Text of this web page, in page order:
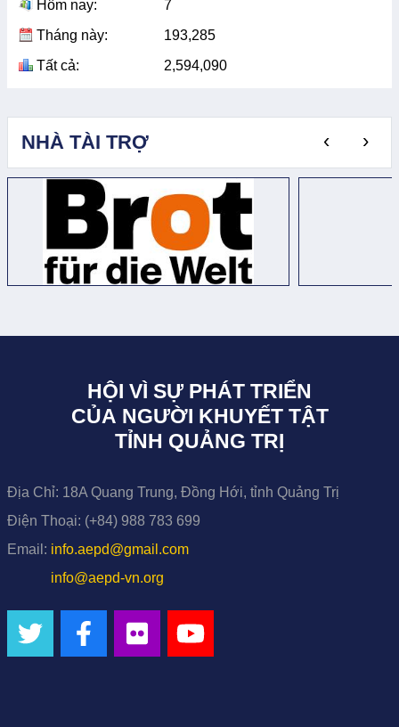
Hôm nay:
7
Tháng này:
193,285
Tất cả:
2,594,090
NHÀ TÀI TRỢ ‹ ›
HỘI VÌ SỰ PHÁT TRIỂN
CỦA NGƯỜI KHUYẾT TẬT
TỈNH QUẢNG TRỊ
Địa Chỉ: 18A Quang Trung, Đồng Hới, tỉnh Quảng Trị
Điện Thoại: (+84) 988 783 699
Email: info.aepd@gmail.com
info@aepd-vn.org